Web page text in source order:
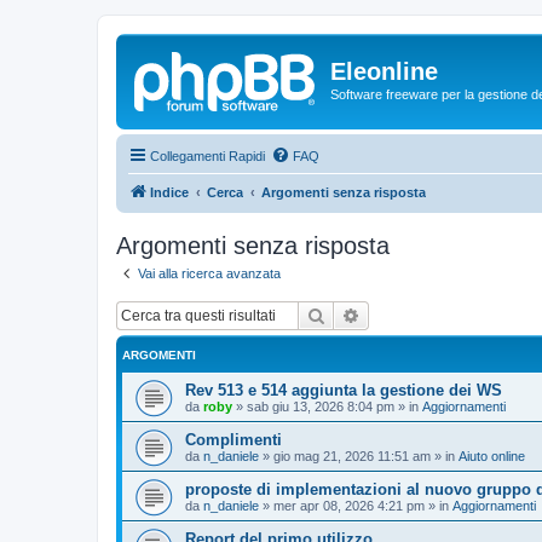
Eleonline
Software freeware per la gestione
Collegamenti Rapidi FAQ
Indice Cerca Argomenti senza risposta
Argomenti senza risposta
Vai alla ricerca avanzata
Cerca
ARGOMENTI
Rev 513 e 514 aggiunta la gestione dei WS
da roby » sab giu 13, 2026 8:04 pm » in Aggiornamenti
Complimenti
da n_daniele » gio mag 21, 2026 11:51 am » in Aiuto online
proposte di implementazioni al nuovo gruppo
da n_daniele » mer apr 08, 2026 4:21 pm » in Aggiornamenti